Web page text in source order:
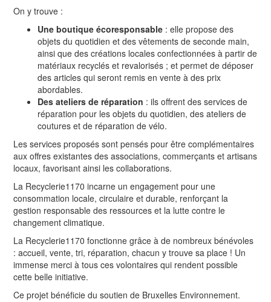
On y trouve :
Une boutique écoresponsable : elle propose des
objets du quotidien et des vêtements de seconde main,
ainsi que des créations locales confectionnées à partir de
matériaux recyclés et revalorisés ; et permet de déposer
des articles qui seront remis en vente à des prix
abordables.
Des ateliers de réparation : ils offrent des services de
réparation pour les objets du quotidien, des ateliers de
coutures et de réparation de vélo.
Les services proposés sont pensés pour être complémentaires
aux offres existantes des associations, commerçants et artisans
locaux, favorisant ainsi les collaborations.
La Recyclerie1170 incarne un engagement pour une
consommation locale, circulaire et durable, renforçant la
gestion responsable des ressources et la lutte contre le
changement climatique.
La Recyclerie1170 fonctionne grâce à de nombreux bénévoles
: accueil, vente, tri, réparation, chacun y trouve sa place ! Un
immense merci à tous ces volontaires qui rendent possible
cette belle initiative.
Ce projet bénéficie du soutien de Bruxelles Environnement.